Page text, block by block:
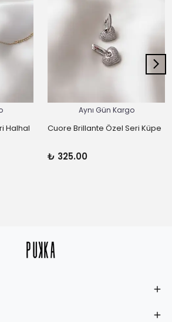
Halhal
Aynı Gün Kargo
Cuore Brillante Özel Seri Küpe
₺ 325.00